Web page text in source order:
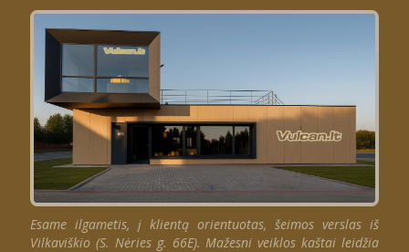
Esame ilgametis, į klientą orientuotas, šeimos verslas iš
Vilkaviškio (S. Nėries g. 66E). Mažesni veiklos kaštai leidžia